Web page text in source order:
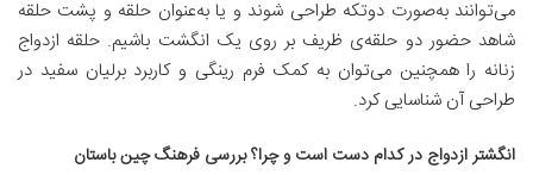
می‌توانند به‌صورت دوتکه طراحی شوند و یا به‌عنوان حلقه و پشت حلقه
شاهد حضور دو حلقه‌ی ظریف بر روی یک انگشت باشیم. حلقه ازدواج
زنانه را همچنین می‌توان به کمک فرم رینگی و کاربرد برلیان سفید در
طراحی آن شناسایی کرد.
انگشتر ازدواج در کدام دست است و چرا؟ بررسی فرهنگ چین باستان